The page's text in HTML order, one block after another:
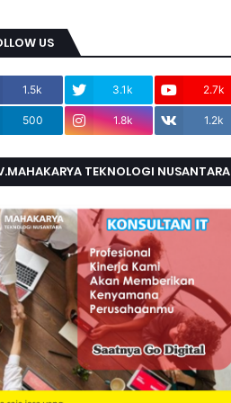
US
1.5k 3.1k 2.7k
500 1.8k 1.2k
TEKNOLOGI NUSANTARA